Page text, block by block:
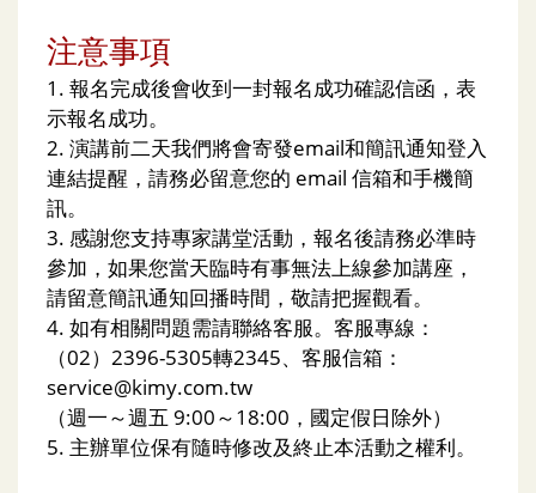
注意事項
1. 報名完成後會收到一封報名成功確認信函，表
示報名成功。
2. 演講前二天我們將會寄發email和簡訊通知登入
連結提醒，請務必留意您的 email 信箱和手機簡
訊。
3. 感謝您支持專家講堂活動，報名後請務必準時
參加，如果您當天臨時有事無法上線參加講座，
請留意簡訊通知回播時間，敬請把握觀看。
4. 如有相關問題需請聯絡客服。客服專線：
（02）2396-5305轉2345、客服信箱：
service@kimy.com.tw
（週一～週五 9:00～18:00，國定假日除外）
5. 主辦單位保有隨時修改及終止本活動之權利。